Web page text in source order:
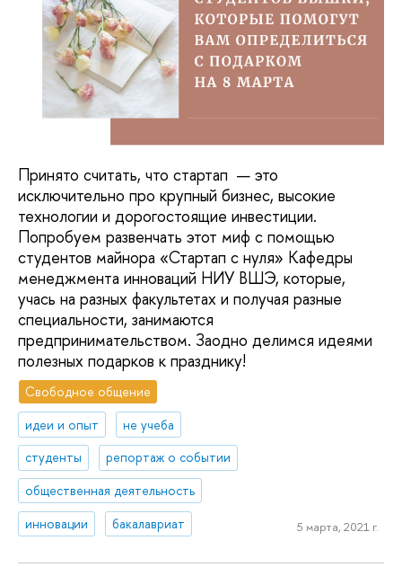
Принято считать, что стартап — это
исключительно про крупный бизнес, высокие
технологии и дорогостоящие инвестиции.
Попробуем развенчать этот миф с помощью
студентов майнора «Стартап с нуля» Кафедры
менеджмента инноваций НИУ ВШЭ, которые,
учась на разных факультетах и получая разные
специальности, занимаются
предпринимательством. Заодно делимся идеями
полезных подарков к празднику!
Свободное общение
идеи и опыт
не учеба
студенты
репортаж о событии
общественная деятельность
инновации
бакалавриат 5 марта, 2021 г.